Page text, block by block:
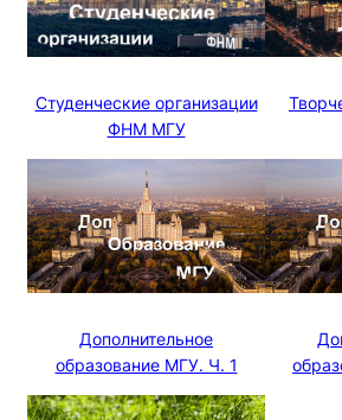
Студенческие организации
ФНМ МГУ
Дополнительное
образование МГУ. Ч. 1